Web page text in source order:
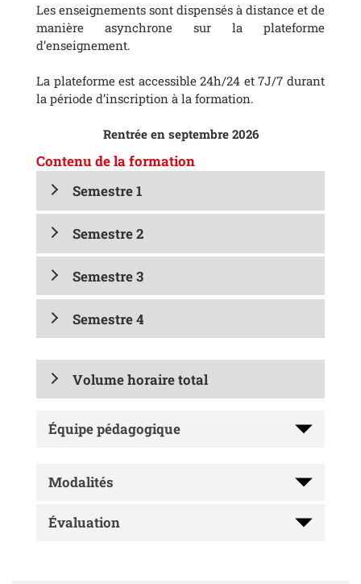
Les enseignements sont dispensés à distance et de
manière asynchrone sur la plateforme
d’enseignement.
La plateforme est accessible 24h/24 et 7J/7 durant
la période d’inscription à la formation.
Rentrée en septembre 2026
Contenu de la formation
Semestre 1
Semestre 2
Semestre 3
Semestre 4
Volume horaire total
Équipe pédagogique
Modalités
Évaluation